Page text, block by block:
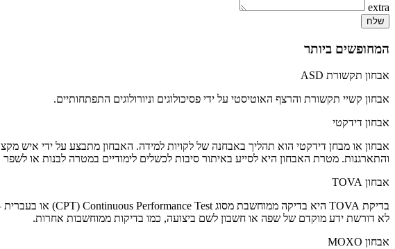
extra
שלח
המחופשים ביותר
אבחון תקשורת ASD
אבחון קשיי תקשורת והרצף האוטיסטי על ידי פסיכולוגים וניורולוגים התפתחותיים.
אבחון דידקטי
אבחון או מבחן דידקטי הוא תהליך באבחנה של לקויות למידה. האבחון מתבצע על ידי איש
והתארגנות. מטרת האבחון היא לסייע באיתור סיבות לכשלים לימודיים במטרה לבנות או
אבחון TOVA
לא דורשת ידע מוקדם של שפה או חשבון לשם ביצועה, כמו בדיקות ממוחשבות אחרות.​
אבחון MOXO​